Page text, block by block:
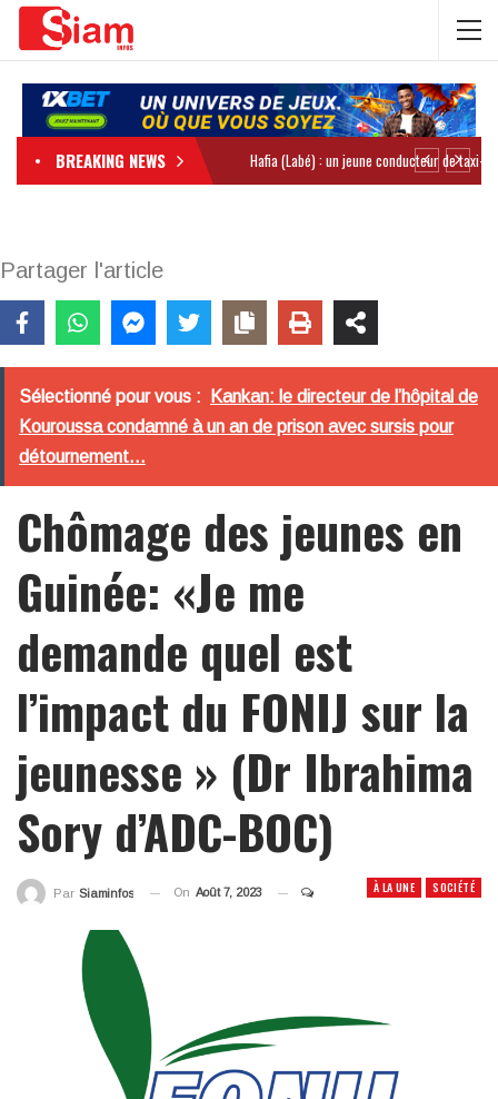
BREAKING NEWS
Partager l'article
Sélectionné pour vous :
Kankan: le directeur de l’hôpital de
Kouroussa condamné à un an de prison avec sursis pour
détournement...
Chômage des jeunes en
Guinée: «Je me
demande quel est
l’impact du FONIJ sur la
jeunesse » (Dr Ibrahima
Sory d’ADC-BOC)
À LA UNE SOCIÉTÉ
Par Siaminfos On Août 7, 2023